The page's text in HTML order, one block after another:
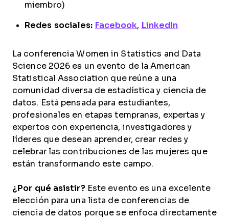
miembro)
Redes sociales: Facebook, LinkedIn
La conferencia Women in Statistics and Data
Science 2026 es un evento de la American
Statistical Association que reúne a una
comunidad diversa de estadística y ciencia de
datos. Está pensada para estudiantes,
profesionales en etapas tempranas, expertas y
expertos con experiencia, investigadores y
líderes que desean aprender, crear redes y
celebrar las contribuciones de las mujeres que
están transformando este campo.
¿Por qué asistir?Este evento es una excelente
elección para una lista de conferencias de
ciencia de datos porque se enfoca directamente